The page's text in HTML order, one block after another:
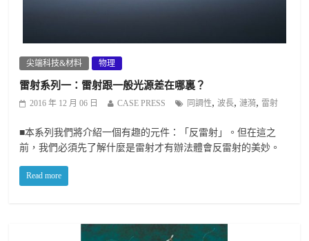
尖端科技&材料 物理
雷射系列一：雷射跟一般光源差在哪裏？
2016 年 12 月 06 日 CASE PRESS 同調性,波長,漣漪, 雷射
■本系列我們將介紹一個有趣的元件：「反雷射」。但在這之
前，我們必須先了解什麼是雷射才有辦法體會反雷射的美妙。
Read more